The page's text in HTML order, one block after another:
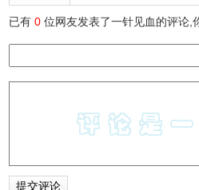
已有0 位网友发表了一针见血的评论,